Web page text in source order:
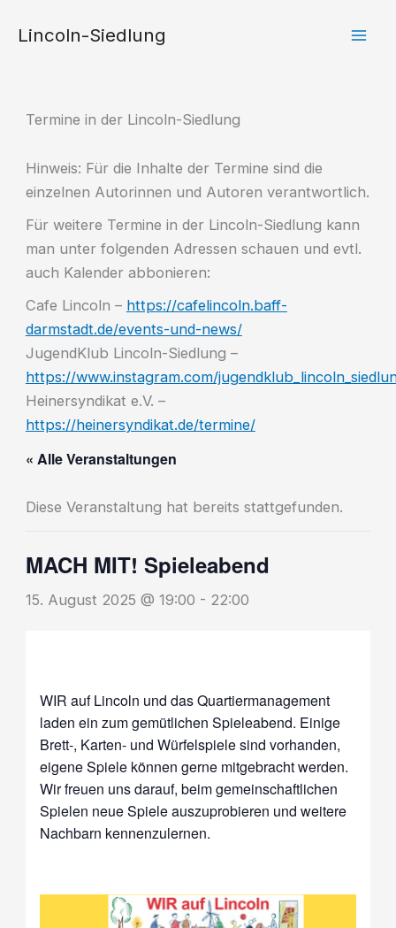
InhaltLincoln-Siedlung
Termine in der Lincoln-Siedlung
Hinweis: Für die Inhalte der Termine sind die
einzelnen Autorinnen und Autoren verantwortlich.
Für weitere Termine in der Lincoln-Siedlung kann
man unter folgenden Adressen schauen und evtl.
auch Kalender abbonieren:
Cafe Lincoln – https://cafelincoln.baff-
darmstadt.de/events-und-news/
JugendKlub Lincoln-Siedlung –
https://www.instagram.com/
Heinersyndikat e.V. –
https://heinersyndikat.de/termine/
« Alle Veranstaltungen
Diese Veranstaltung hat bereits stattgefunden.
MACH MIT! Spieleabend
15. August 2025 @ 19:00 - 22:00
WIR auf Lincoln und das Quartiermanagement
laden ein zum gemütlichen Spieleabend. Einige
Brett-, Karten- und Würfelspiele sind vorhanden,
eigene Spiele können gerne mitgebracht werden.
Wir freuen uns darauf, beim gemeinschaftlichen
Spielen neue Spiele auszuprobieren und weitere
Nachbarn kennenzulernen.